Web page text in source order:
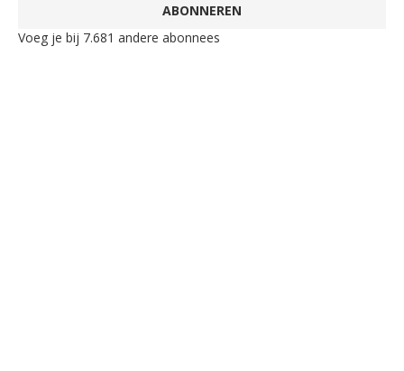
ABONNEREN
Voeg je bij 7.681 andere abonnees